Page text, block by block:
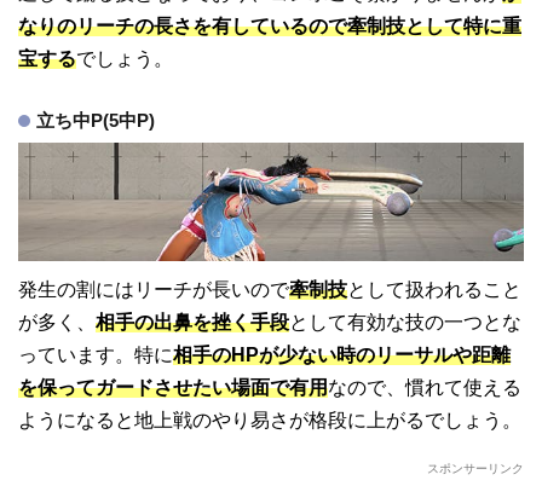
なりのリーチの長さを有しているので牽制技として特に重
宝するでしょう。
立ち中P(5中P)
発生の割にはリーチが長いので牽制技として扱われること
が多く、 相手の出鼻を挫く手段として有効な技の一つとな
っています。特に相手のHPが少ない時のリーサルや距離
を保ってガードさせたい場面で有用なので、慣れて使える
ようになると地上戦のやり易さが格段に上がるでしょう。
スポンサーリンク